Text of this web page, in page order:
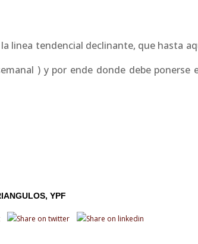
la linea tendencial declinante, que hasta
) y por ende donde debe
YPF